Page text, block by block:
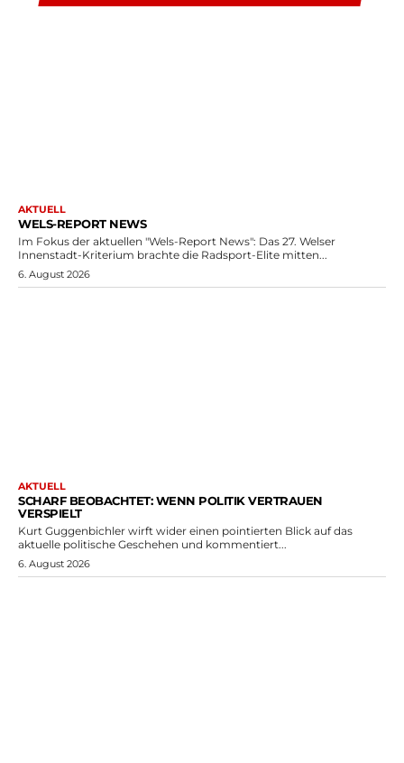
AKTUELL
WELS-REPORT NEWS
Im Fokus der aktuellen "Wels-Report News": Das 27. Welser
Innenstadt-Kriterium brachte die Radsport-Elite mitten...
6. August 2026
AKTUELL
SCHARF BEOBACHTET: WENN POLITIK VERTRAUEN
VERSPIELT
Kurt Guggenbichler wirft wider einen pointierten Blick auf das
aktuelle politische Geschehen und kommentiert...
6. August 2026